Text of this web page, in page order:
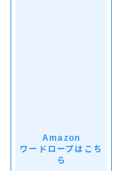
Amazon
ワードロープはこち
ら